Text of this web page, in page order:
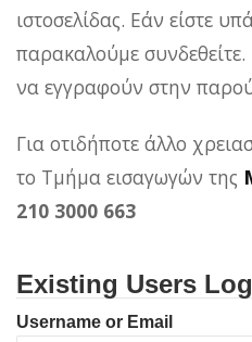
ιστοσελίδας. Εάν είστε
παρακαλούμε
να εγγραφούν στην
Για οτιδήποτε άλλο
το Τμήμα εισαγωγών της
210 3000 663
Existing Users
Username or Email